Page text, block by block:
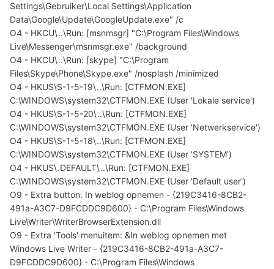
Settings\Gebruiker\Local Settings\Application
Data\Google\Update\GoogleUpdate.exe" /c
O4 - HKCU\..\Run: [msnmsgr] "C:\Program Files\Windows
Live\Messenger\msnmsgr.exe" /background
O4 - HKCU\..\Run: [skype] "C:\Program
Files\Skype\Phone\Skype.exe" /nosplash /minimized
O4 - HKUS\S-1-5-19\..\Run: [CTFMON.EXE]
C:\WINDOWS\system32\CTFMON.EXE (User 'Lokale service')
O4 - HKUS\S-1-5-20\..\Run: [CTFMON.EXE]
C:\WINDOWS\system32\CTFMON.EXE (User 'Netwerkservice')
O4 - HKUS\S-1-5-18\..\Run: [CTFMON.EXE]
C:\WINDOWS\system32\CTFMON.EXE (User 'SYSTEM')
O4 - HKUS\.DEFAULT\..\Run: [CTFMON.EXE]
C:\WINDOWS\system32\CTFMON.EXE (User 'Default user')
O9 - Extra button: In weblog opnemen - {219C3416-8CB2-
491a-A3C7-D9FCDDC9D600} - C:\Program Files\Windows
Live\Writer\WriterBrowserExtension.dll
O9 - Extra 'Tools' menuitem: &In weblog opnemen met
Windows Live Writer - {219C3416-8CB2-491a-A3C7-
D9FCDDC9D600} - C:\Program Files\Windows